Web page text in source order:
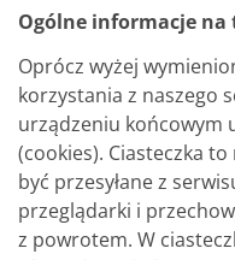
Ogólne informacje
Oprócz wyżej
korzystania z naszego
urządzeniu końcowym
(cookies). Ciasteczka
być przesyłane z
przeglądarki i
z powrotem. W